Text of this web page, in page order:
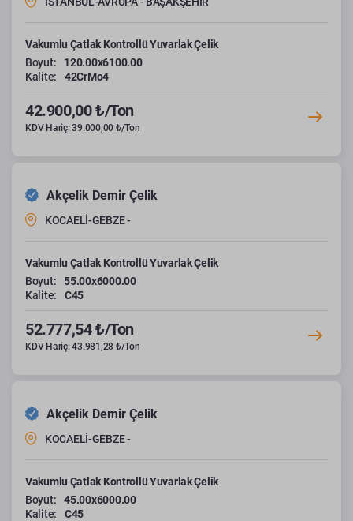
Vakumlu Çatlak Kontrollü Yuvarlak Çelik
Boyut:
120.00x6100.00
Kalite:
42CrMo4
42.900,00 ₺/Ton
KDV Hariç: 39.000,00 ₺/Ton
Akçelik Demir Çelik
KOCAELİ-GEBZE -
Vakumlu Çatlak Kontrollü Yuvarlak Çelik
Boyut:
55.00x6000.00
Kalite:
C45
52.777,54 ₺/Ton
KDV Hariç: 43.981,28 ₺/Ton
Akçelik Demir Çelik
KOCAELİ-GEBZE -
Vakumlu Çatlak Kontrollü Yuvarlak Çelik
Boyut:
45.00x6000.00
Kalite:
C45